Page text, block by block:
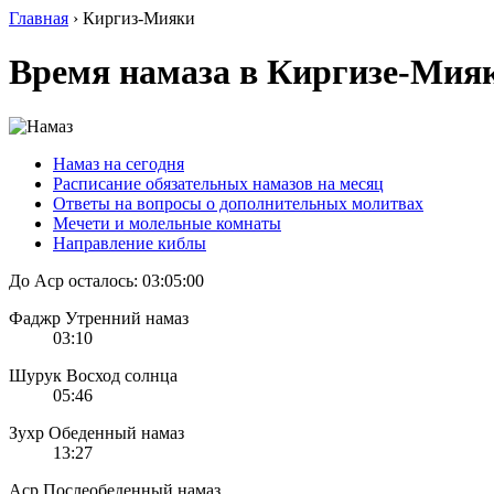
Главная › Киргиз-Мияки
Время намаза в Киргизе-
Намаз на сегодня
Расписание обязательных намазов на месяц
Ответы на вопросы о дополнительных молитвах
Мечети и молельные комнаты
Направление киблы
До Аср осталось: 03:05:00
Фаджр Утренний намаз
03:10
Шурук Восход солнца
05:46
Зухр Обеденный намаз
13:27
Аср Послеобеденный намаз